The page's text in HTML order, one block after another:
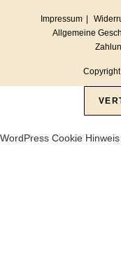
Impressum
Allgemeine
WordPress Cookie